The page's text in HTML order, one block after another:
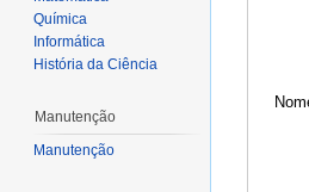
Química
Informática
História da Ciência
Manutenção
Manutenção